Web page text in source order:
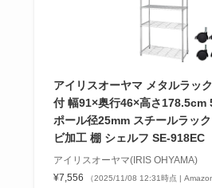
アイリスオーヤマ メタルラッ
付 幅91×奥行46×高さ178.5cm
ポール径25mm スチールラッ
ビ加工 棚 シェルフ SE-918EC
アイリスオーヤマ(IRIS OHYAMA)
¥7,556
（2025/11/08 12:31時点 | Amazon